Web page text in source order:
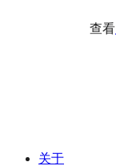
查看
关于